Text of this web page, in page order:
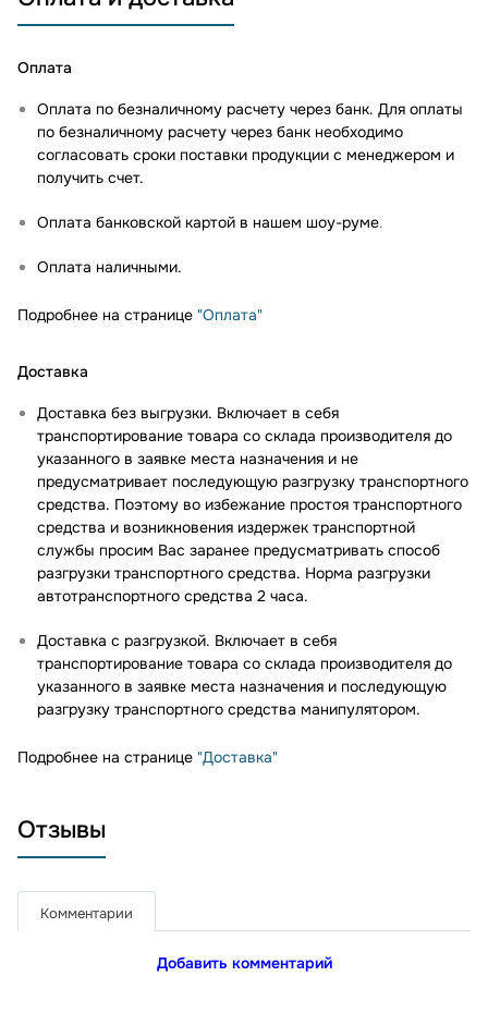
Оплата
Оплата по безналичному расчету через банк. Для оплаты
по безналичному расчету через банк необходимо
согласовать сроки поставки продукции с менеджером и
получить счет.
Оплата банковской картой в нашем шоу-руме.
Оплата наличными.
Подробнее на странице "Оплата"
Доставка
Доставка без выгрузки. Включает в себя
транспортирование товара со склада производителя до
указанного в заявке места назначения и не
предусматривает последующую разгрузку транспортного
средства. Поэтому во избежание простоя транспортного
средства и возникновения издержек транспортной
службы просим Вас заранее предусматривать способ
разгрузки транспортного средства. Норма разгрузки
автотранспортного средства 2 часа.
Доставка с разгрузкой. Включает в себя
транспортирование товара со склада производителя до
указанного в заявке места назначения и последующую
разгрузку транспортного средства манипулятором.
Подробнее на странице "Доставка"
Отзывы
Комментарии
Добавить комментарий